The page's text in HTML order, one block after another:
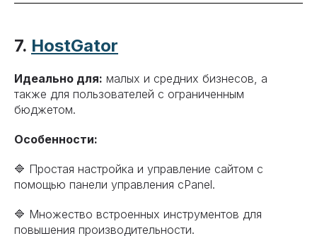
7. HostGator
Идеально для: малых и средних бизнесов, а
также для пользователей с ограниченным
бюджетом.
Особенности:
🔷 Простая настройка и управление сайтом с
помощью панели управления cPanel.
🔷 Множество встроенных инструментов для
повышения производительности.